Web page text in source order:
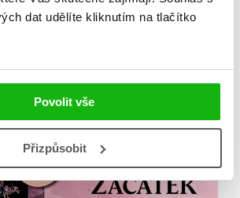
dat udělíte kliknutím na tlačítko
Povolit vše
Přizpůsobit